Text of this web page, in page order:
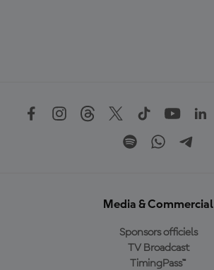
Media & Commercial
Sponsors officiels
TV Broadcast
TimingPass™